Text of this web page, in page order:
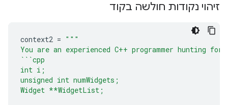
    result *= i;
  }
  return result;
}
```
זיהוי נקודות חולשה בקוד
context2 = """
You are an experienced C++ programmer hunting
```cpp
int i;
unsigned int numWidgets;
Widget **WidgetList;